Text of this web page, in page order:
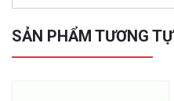
SẢN PHẨM TƯƠNG TỰ